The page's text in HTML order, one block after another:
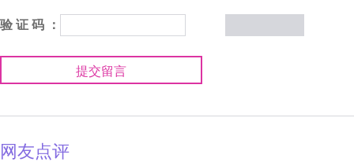
验 证 码 ：
提交留言
网友点评